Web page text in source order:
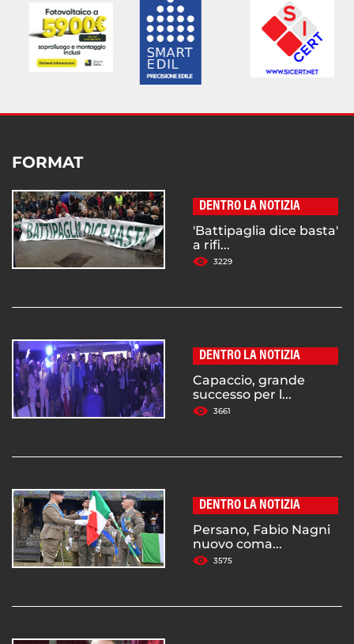
FORMAT
DENTRO LA NOTIZIA
'Battipaglia dice basta'
a rifi...
3229
DENTRO LA NOTIZIA
Capaccio, grande
successo per l...
3661
DENTRO LA NOTIZIA
Persano, Fabio Nagni
nuovo coma...
3575